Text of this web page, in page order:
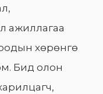
ажиллагаа
хөрөнгө
Бид олон